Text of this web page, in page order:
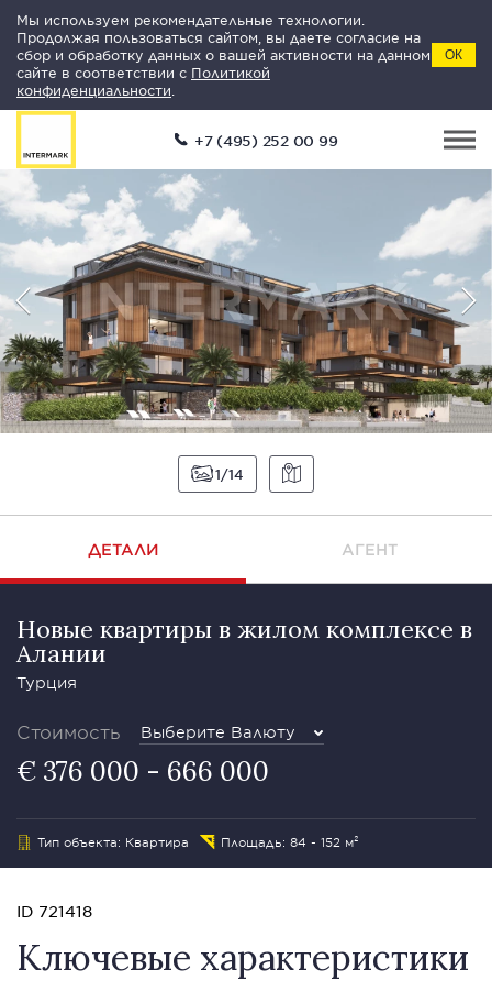
Мы используем рекомендательные технологии.
Продолжая пользоваться сайтом, вы даете согласие на
сбор и обработку данных о вашей активности на данном
сайте в соответствии с Политикой
конфиденциальности
ОК
+7 (495) 252 00 99
1 14
ДЕТАЛИ АГЕНТ
Новые квартиры в жилом комплексе в
Алании
Турция
Стоимость Выберите Валюту
€ 376 000 - 666 000
Тип объекта: Квартира Площадь: 84 - 152 м²
ID 721418
Ключевые характеристики